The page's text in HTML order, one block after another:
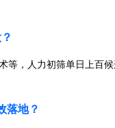
等，人力初筛单日上百
落地？